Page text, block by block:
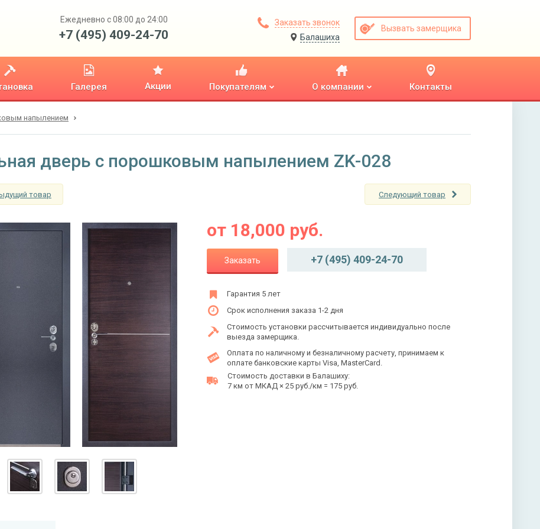
Ежедневно с 08:00 до 24:00
+7 (495) 409-24-70
Заказать звонок
Балашиха
Вызвать замерщика
Галерея Акции Покупателям О компании Контакты
напылением
дверь с порошковым напылением ZK-028
товар Следующий товар
от 18,000 руб.
Заказать +7 (495) 409-24-70
Гарантия 5 лет
Срок исполнения заказа 1-2 дня
Стоимость установки рассчитывается индивидуально после
выезда замерщика.
Оплата по наличному и безналичному расчету, принимаем к
оплате банковские карты Visa, MasterCard.
Стоимость доставки в Балашиху:
7 км от МКАД × 25 руб./км = 175 руб.